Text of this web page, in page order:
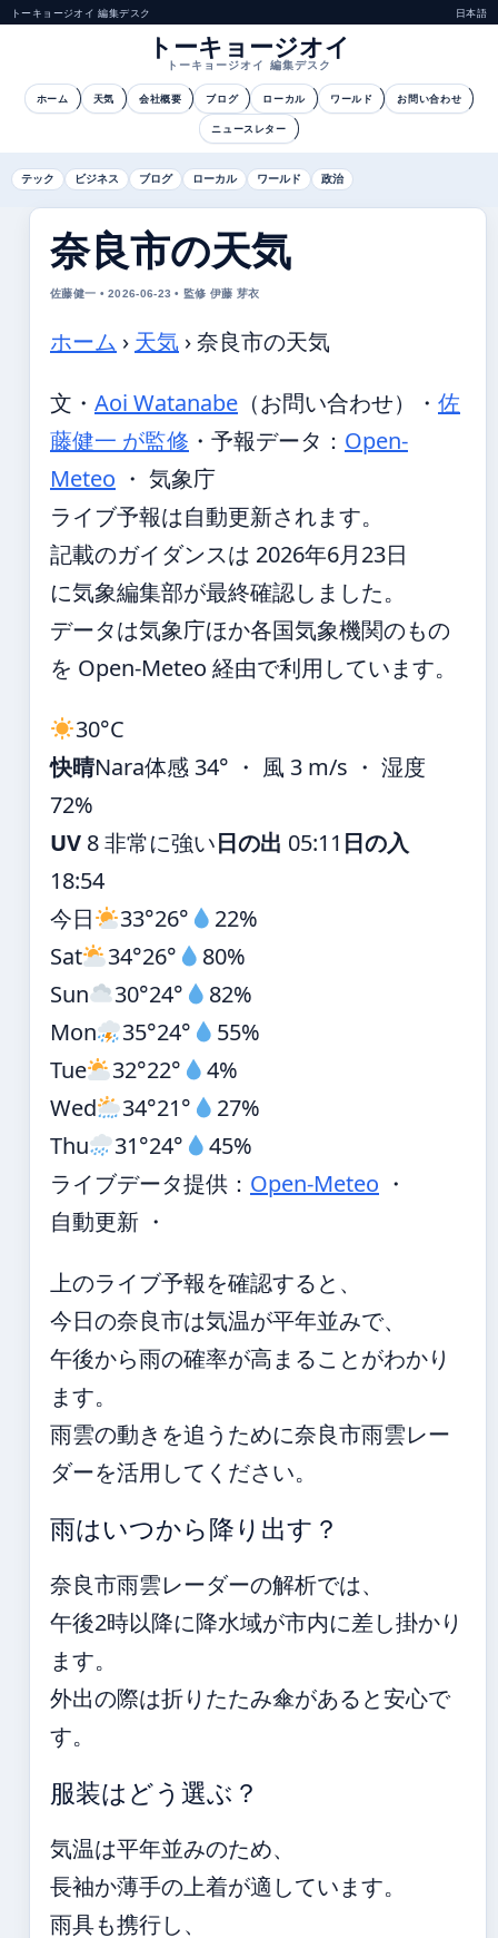
トーキョージオイ 編集デスク 日本語
トーキョージオイ
トーキョージオイ 編集デスク
ホーム 天気 会社概要 ブログ ローカル ワールド お問い合わせ
ニュースレター
テック ビジネス ブログ ローカル ワールド 政治
奈良市の天気
佐藤健一 • 2026-06-23 • 監修 伊藤 芽衣
ホーム › 天気 ›奈良市の天気
文・ Aoi Watanabe （お問い合わせ） ・ 佐
藤健一 が監修 ・ 予報データ： Open-
Meteo ・ 気象庁
ライブ予報は自動更新されます。
記載のガイダンスは 2026年6月23日
に気象編集部が最終確認しました。
データは気象庁ほか各国気象機関のもの
を Open-Meteo 経由で利用しています。
30°C
快晴Nara体感 34° ・ 風 3 m/s ・ 湿度
72%
UV 8 非常に強い日の出 05:11 日の入
18:54
今日
33°26°
22%
Sat
34°26°
80%
Sun
30°24°
82%
Mon
35°24°
55%
Tue
32°22°
4%
Wed
34°21°
27%
Thu
31°24°
45%
ライブデータ提供： Open-Meteo ・
自動更新 ・
上のライブ予報を確認すると、
今日の奈良市は気温が平年並みで、
午後から雨の確率が高まることがわかり
ます。
雨雲の動きを追うために奈良市雨雲レー
ダーを活用してください。
雨はいつから降り出す？
奈良市雨雲レーダーの解析では、
午後2時以降に降水域が市内に差し掛かり
ます。
外出の際は折りたたみ傘があると安心で
す。
服装はどう選ぶ？
気温は平年並みのため、
長袖か薄手の上着が適しています。
雨具も携行し、